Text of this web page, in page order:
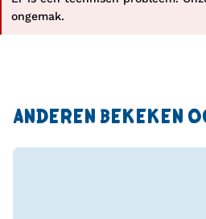
ongemak.
ANDEREN BEKEKEN